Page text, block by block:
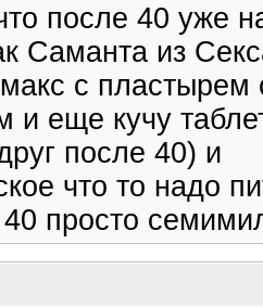
после 40 уже
Саманта из
с
и еще кучу
после 40) и
что то надо
40 просто